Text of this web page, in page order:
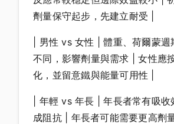
劑量保守起步，先建立耐受 |
| 男性 vs 女性 | 體重、荷爾蒙週
不同，影響劑量與需求 | 女性應
化，並留意鐵與能量可用性 |
| 年輕 vs 年長 | 年長者常有吸收
成阻抗 | 年長者可能需要更高劑